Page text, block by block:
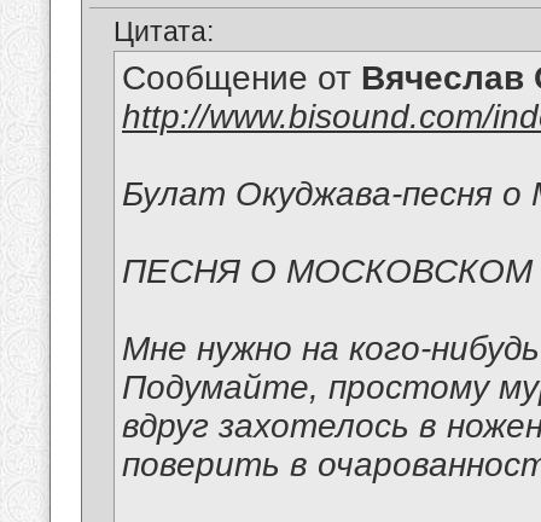
Цитата:
Сообщение от Вячеслав
http://www.bisound.com/
Булат Окуджава-песня о
ПЕСНЯ О МОСКОВСКОМ
Мне нужно на кого-
Подумайте, простому
вдруг захотелось в
поверить в